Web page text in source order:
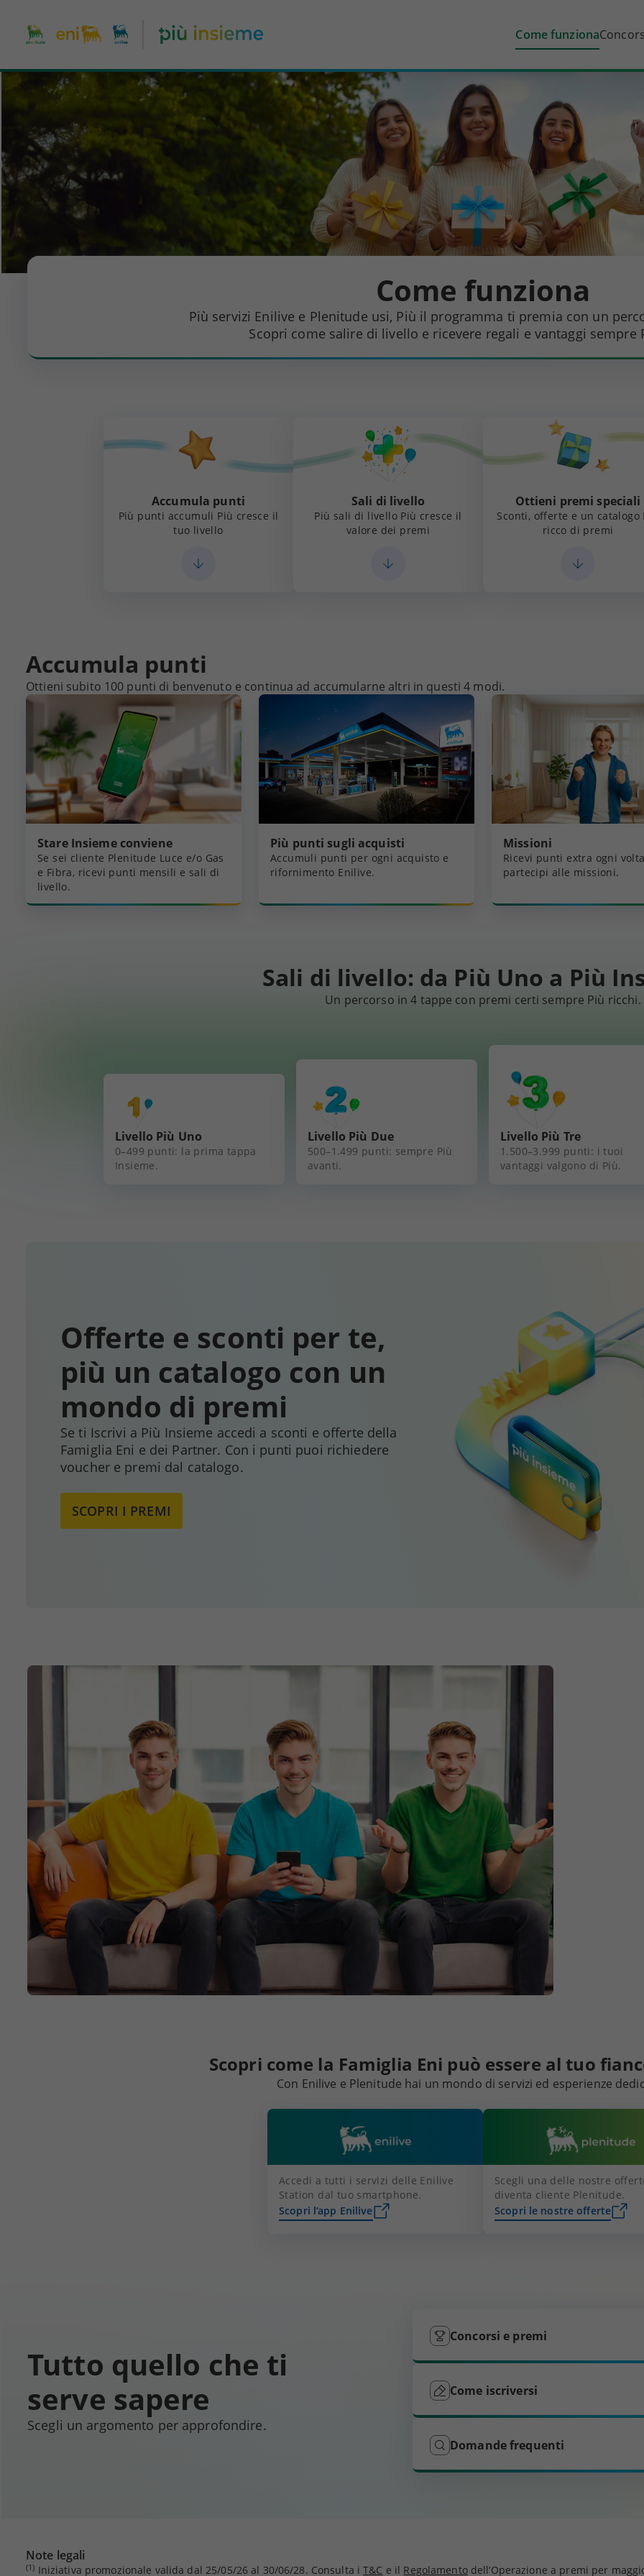
Come funziona
Come funziona
Più servizi Enilive e Plenitude usi, Più il programma ti premia con un
Scopri come salire di livello e ricevere regali e vantaggi sempre
Accumula punti
Più punti accumuli Più cresce il
tuo livello
Sali di livello
Più sali di livello Più cresce il
valore dei premi
Ottieni premi speciali
Sconti, offerte e un catalogo
ricco di premi
Accumula punti
Ottieni subito 100 punti di benvenuto e continua ad accumularne altri in questi 4 modi.
Stare Insieme conviene
Se sei cliente Plenitude Luce e/o Gas
e Fibra, ricevi punti mensili e sali di
livello.
Più punti sugli acquisti
Accumuli punti per ogni acquisto e
rifornimento Enilive.
Missioni
Ricevi punti extra ogni
partecipi alle missioni.
Sali di livello: da Più Uno a Più
Un percorso in 4 tappe con premi certi sempre Più ricchi.
Livello Più Uno
0–499 punti: la prima tappa
Insieme.
Livello Più Due
500–1.499 punti: sempre Più
avanti.
Livello Più Tre
1.500–3.999 punti: i tuoi
vantaggi valgono di Più.
Offerte e sconti per te,
più un catalogo con un
mondo di premi
Se ti Iscrivi a Più Insieme accedi a sconti e offerte della
Famiglia Eni e dei Partner. Con i punti puoi richiedere
voucher e premi dal catalogo.
SCOPRI I PREMI
Scopri come la Famiglia Eni può essere al tuo
Con Enilive e Plenitude hai un mondo di servizi ed esperienze
Accedi a tutti i servizi delle Enilive
Station dal tuo smartphone.
Scopri l’app Enilive
Scegli una delle nostre
diventa cliente Plenitude.
Scopri le nostre offerte
Tutto quello che ti
serve sapere
Scegli un argomento per approfondire.
Concorsi e premi
Come iscriversi
Domande frequenti
Note legali
(1) Iniziativa promozionale valida dal 25/05/26 al 30/06/28. Consulta iT&C e il Regolamentodell’Operazione a premi per